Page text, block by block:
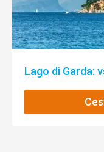
Lago di Garda: